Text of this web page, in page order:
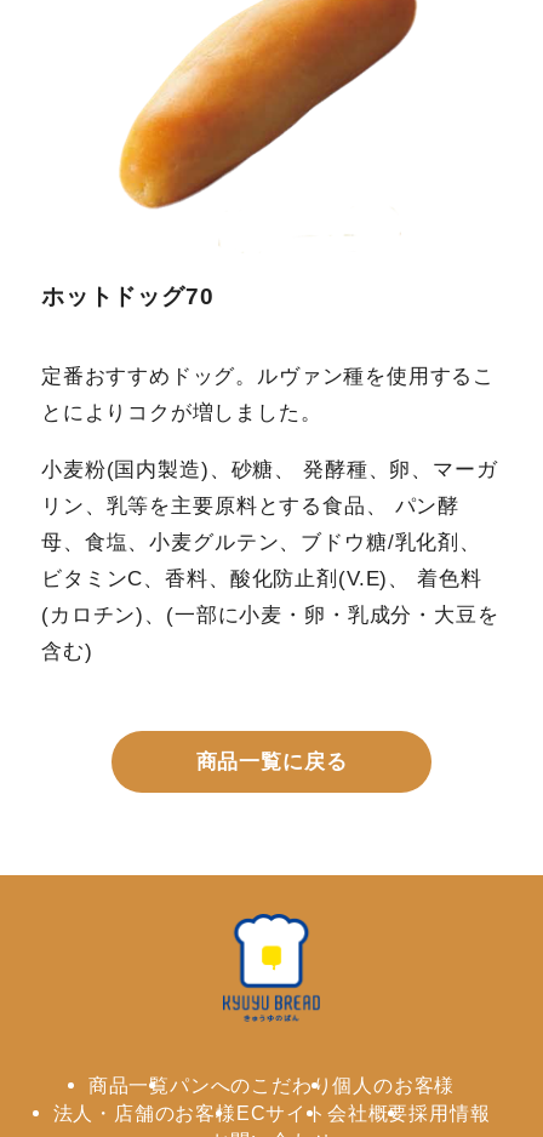
ホットドッグ70
定番おすすめドッグ。ルヴァン種を使用するこ
とによりコクが増しました。
小麦粉(国内製造)、砂糖、 発酵種、卵、マーガ
リン、乳等を主要原料とする食品、 パン酵
母、食塩、小麦グルテン、ブドウ糖/乳化剤、
ビタミンC、香料、酸化防止剤(V.E)、 着色料
(カロチン)、(一部に小麦・卵・乳成分・大豆を
含む)
商品一覧に戻る
商品一覧パンへのこだわり個人のお客様
法人・店舗のお客様ECサイト 会社概要採用情報